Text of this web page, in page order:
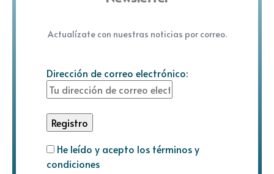
Actualízate con nuestras noticias por correo.
Dirección de correo electrónico:
He leído y acepto los términos y
condiciones